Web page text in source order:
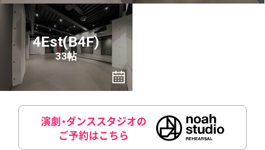
4Est(B4F)
33帖
演劇・ダンススタジオの
ご予約はこちら